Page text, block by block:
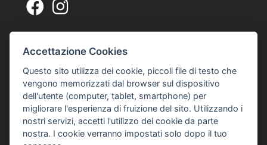
Pagina Facebook Centro Zonarelli
Profilo Instagram Centro Zonarelli
Indirizzo Centro Culturale Zonarelli
Email Centro Interculturale Zonarelli
interculturalezonarelli@comune.bologna.it
Informativa Privacy e Cookies
Informativa privacy e cookies
© 2026 Centro Interculturale Zonarelli
Accettazione Cookies
Questo sito utilizza dei cookie, piccoli file di testo che
vengono memorizzati dal browser sul dispositivo
dell'utente (computer, tablet, smartphone) per
migliorare l'esperienza di fruizione del sito. Utilizzando i
nostri servizi, accetti l'utilizzo dei cookie da parte
nostra. I cookie verranno impostati solo dopo il tuo